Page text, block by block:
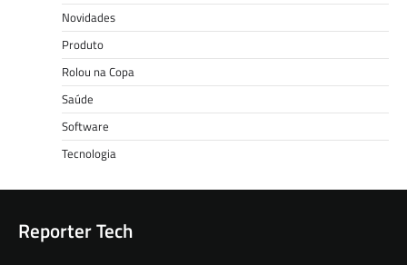
Novidades
Produto
Rolou na Copa
Saúde
Software
Tecnologia
Reporter Tech